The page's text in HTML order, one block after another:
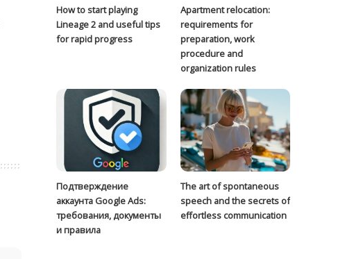
How to start playing
Lineage 2 and useful tips
for rapid progress
Apartment relocation:
requirements for
preparation, work
procedure and
organization rules
Подтверждение
аккаунта Google Ads:
требования, документы
и правила
The art of spontaneous
speech and the secrets of
effortless communication